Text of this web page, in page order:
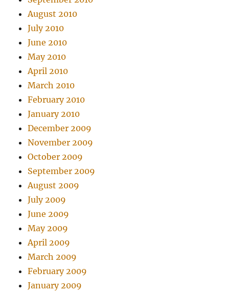
August 2010
July 2010
June 2010
May 2010
April 2010
March 2010
February 2010
January 2010
December 2009
November 2009
October 2009
September 2009
August 2009
July 2009
June 2009
May 2009
April 2009
March 2009
February 2009
January 2009